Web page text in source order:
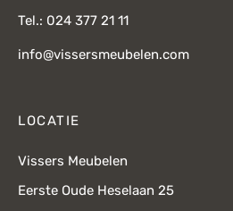
Tel.: 024 377 21 11
info@vissersmeubelen.com
LOCATIE
Vissers Meubelen
Eerste Oude Heselaan 25